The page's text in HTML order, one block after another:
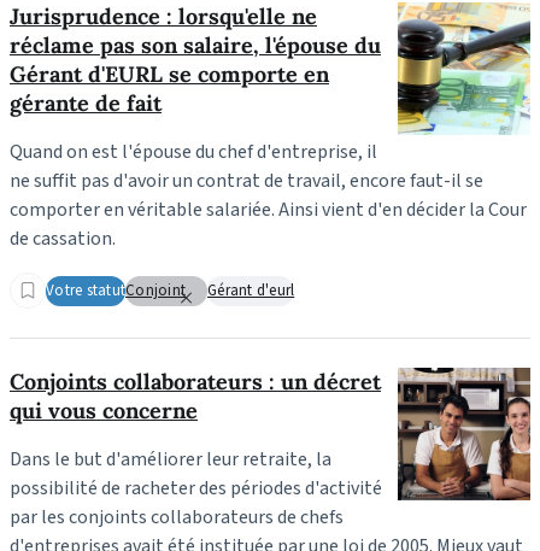
Jurisprudence : lorsqu'elle ne
réclame pas son salaire, l'épouse du
Gérant d'EURL se comporte en
gérante de fait
Quand on est l'épouse du chef d'entreprise, il
ne suffit pas d'avoir un contrat de travail, encore faut-il se
comporter en véritable salariée. Ainsi vient d'en décider la Cour
de cassation.
Votre statutConjoint Gérant d'eurl
Conjoints collaborateurs : un décret
qui vous concerne
Dans le but d'améliorer leur retraite, la
possibilité de racheter des périodes d'activité
par les conjoints collaborateurs de chefs